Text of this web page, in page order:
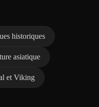
historiques
asiatique
et Viking